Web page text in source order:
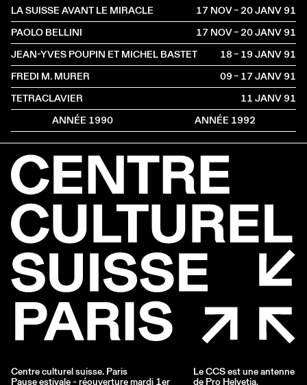
LA SUISSE AVANT LE MIRACLE
17 NOV – 20 JANV1991
PAOLO BELLINI
17 NOV – 20 JANV1991
JEAN-YVES POUPIN ET MICHEL BASTET
18 – 19 JANV1991
FREDI M. MURER
09 – 17 JANV1991
TETRACLAVIER
11 JANV1991
ANNÉE 1990
ANNÉE 1992
Centre culturel suisse. Paris
Pause estivale - réouverture mardi 1er
Le CCS est une antenne
de Pro Helvetia,